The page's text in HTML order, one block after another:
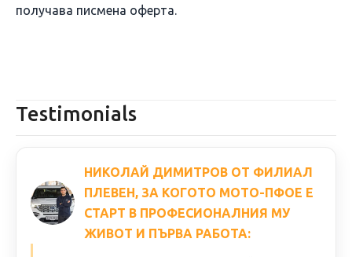
получава писмена оферта.
Testimonials
НИКОЛАЙ ДИМИТРОВ ОТ ФИЛИАЛ
ПЛЕВЕН, ЗА КОГОТО МОТО-ПФОЕ Е
СТАРТ В ПРОФЕСИОНАЛНИЯ МУ
ЖИВОТ И ПЪРВА РАБОТА: